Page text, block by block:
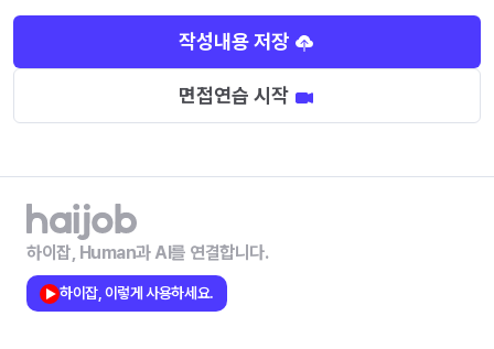
작성내용 저장
면접연습 시작
하이잡, Human과 AI를 연결합니다.
하이잡, 이렇게 사용하세요.